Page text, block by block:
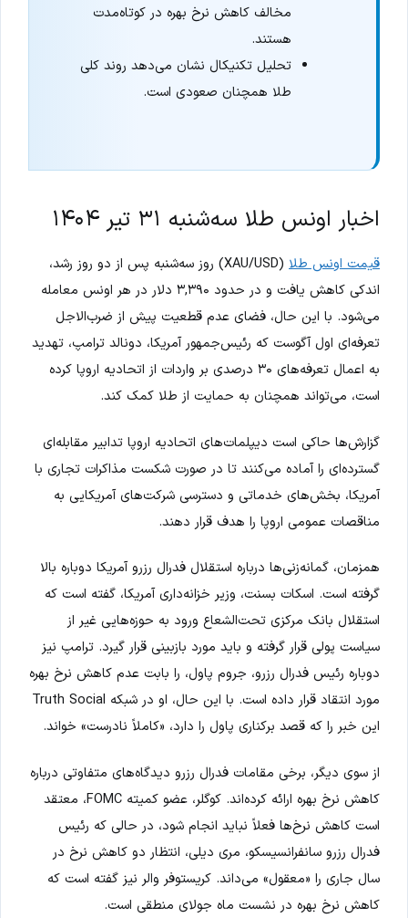
مخالف کاهش نرخ بهره در کوتاه‌مدت
هستند.
تحلیل تکنیکال نشان می‌دهد روند کلی
طلا همچنان صعودی است.
اخبار اونس طلا سه‌شنبه ۳۱ تیر ۱۴۰۴
قیمت اونس طلا
(XAU/USD) روز سه‌شنبه پس از دو روز رشد،
اندکی کاهش یافت و در حدود ۳,۳۹۰ دلار در هر اونس معامله
می‌شود. با این حال، فضای عدم قطعیت پیش از ضرب‌الاجل
تعرفه‌ای اول آگوست که رئیس‌جمهور آمریکا، دونالد ترامپ، تهدید
به اعمال تعرفه‌های ۳۰ درصدی بر واردات از اتحادیه اروپا کرده
است، می‌تواند همچنان به حمایت از طلا کمک کند.
گزارش‌ها حاکی است دیپلمات‌های اتحادیه اروپا تدابیر مقابله‌ای
گسترده‌ای را آماده می‌کنند تا در صورت شکست مذاکرات تجاری با
آمریکا، بخش‌های خدماتی و دسترسی شرکت‌های آمریکایی به
مناقصات عمومی اروپا را هدف قرار دهند.
همزمان، گمانه‌زنی‌ها درباره استقلال فدرال رزرو آمریکا دوباره بالا
گرفته است. اسکات بسنت، وزیر خزانه‌داری آمریکا، گفته است که
استقلال بانک مرکزی تحت‌الشعاع ورود به حوزه‌هایی غیر از
سیاست پولی قرار گرفته و باید مورد بازبینی قرار گیرد. ترامپ نیز
دوباره رئیس فدرال رزرو، جروم پاول، را بابت عدم کاهش نرخ بهره
مورد انتقاد قرار داده است. با این حال، او در شبکه Truth Social
این خبر را که قصد برکناری پاول را دارد، «کاملاً نادرست» خواند.
از سوی دیگر، برخی مقامات فدرال رزرو دیدگاه‌های متفاوتی درباره
کاهش نرخ بهره ارائه کرده‌اند. کوگلر، عضو کمیته FOMC، معتقد
است کاهش نرخ‌ها فعلاً نباید انجام شود، در حالی که رئیس
فدرال رزرو سانفرانسیسکو، مری دیلی، انتظار دو کاهش نرخ در
سال جاری را «معقول» می‌داند. کریستوفر والر نیز گفته است که
کاهش نرخ بهره در نشست ماه جولای منطقی است.